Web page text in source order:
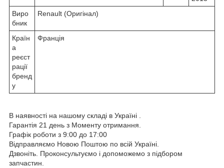
Виро
бник
Renault (Оригінал)
Країн
а
реєст
рації
бренд
у
Франція
В наявності на нашому складі в Україні .
Гарантія 21 день з Моменту отримання.
Графік роботи з 9:00 до 17:00
Відправляємо Новою Поштою по всій Україні.
Дзвоніть. Проконсультуємо і допоможемо з підбором
запчастин.